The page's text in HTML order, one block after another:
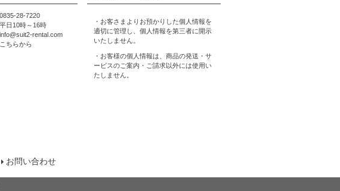
0835-28-7220
平日10時～16時
info@suit2-rental.com
こちらから
・お客さまよりお預かりした個人情報を
適切に管理し、個人情報を第三者に開示
いたしません。
・お客様の個人情報は、商品の発送・サ
ービスのご案内・ご請求以外には使用い
たしません。
お問い合わせ